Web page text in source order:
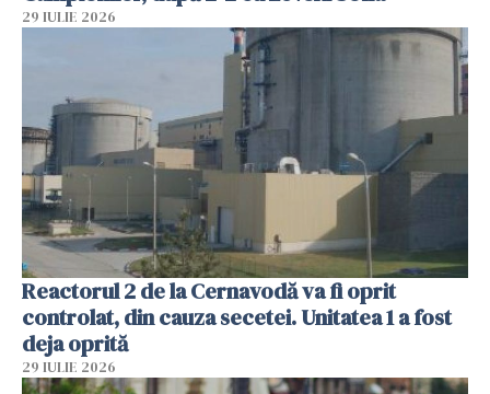
29 IULIE 2026
Reactorul 2 de la Cernavodă va fi oprit
controlat, din cauza secetei. Unitatea 1 a fost
deja oprită
29 IULIE 2026